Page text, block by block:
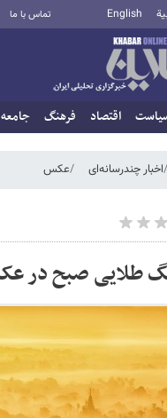
English تماس با ما
اقتصاد فرهنگ جامعه
اخبار چندرسانه‌ای عکس
صبح در